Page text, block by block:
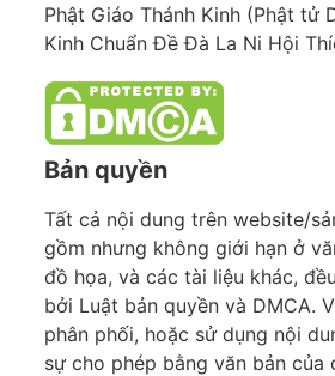
Phật Giáo Thánh Kinh (Phật tử
Kinh Chuẩn Đề Đà La Ni Hội
Bản quyền
Tất cả nội dung trên website/
gồm nhưng không giới hạn ở
đồ họa, và các tài liệu khác,
bởi Luật bản quyền và DMCA.
phân phối, hoặc sử dụng nội
sự cho phép bằng văn bản của